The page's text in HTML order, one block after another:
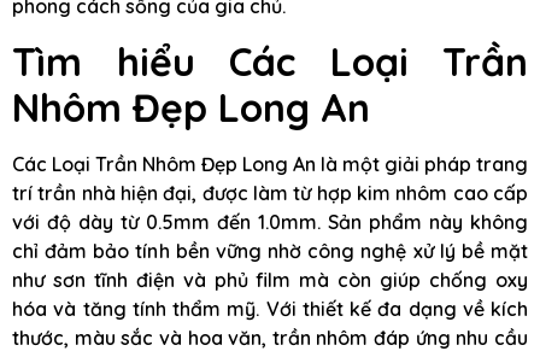
phong cách sống của gia chủ.
Tìm hiểu Các Loại Trần
Nhôm Đẹp Long An
Các Loại Trần Nhôm Đẹp Long An là một giải pháp trang
trí trần nhà hiện đại, được làm từ hợp kim nhôm cao cấp
với độ dày từ 0.5mm đến 1.0mm. Sản phẩm này không
chỉ đảm bảo tính bền vững nhờ công nghệ xử lý bề mặt
như sơn tĩnh điện và phủ film mà còn giúp chống oxy
hóa và tăng tính thẩm mỹ. Với thiết kế đa dạng về kích
thước, màu sắc và hoa văn, trần nhôm đáp ứng nhu cầu